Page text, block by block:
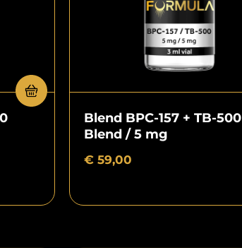
Blend BPC-157 + TB-500
Blend / 5 mg
€ 59,00